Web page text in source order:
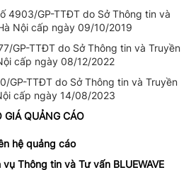
4903/GP-TTĐT do Sở Thông tin và
Nội cấp ngày 09/10/2019
GP-TTĐT do Sở Thông tin và Truyền
cấp ngày 08/12/2022
GP-TTĐT do Sở Thông tin và Truyền
cấp ngày 14/08/2023
GIÁ QUẢNG CÁO
hệ quảng cáo
Thông tin và Tư vấn BLUEWAVE